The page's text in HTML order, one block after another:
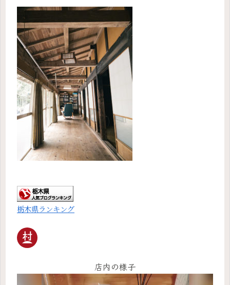
栃木県ランキング
店内の様子